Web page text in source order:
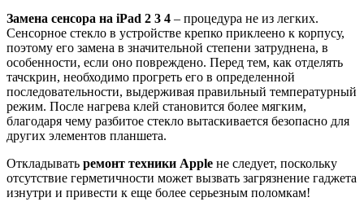
Замена сенсора на iPad 2 3 4 – процедура не из легких.
Сенсорное стекло в устройстве крепко приклеено к корпусу,
поэтому его замена в значительной степени затруднена, в
особенности, если оно повреждено. Перед тем, как отделять
тачскрин, необходимо прогреть его в определенной
последовательности, выдерживая правильный температурный
режим. После нагрева клей становится более мягким,
благодаря чему разбитое стекло вытаскивается безопасно для
других элементов планшета.
Откладывать ремонт техники Apple не следует, поскольку
отсутствие герметичности может вызвать загрязнение гаджета
изнутри и привести к еще более серьезным поломкам!